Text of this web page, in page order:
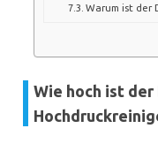
Warum ist der
Wie hoch ist der